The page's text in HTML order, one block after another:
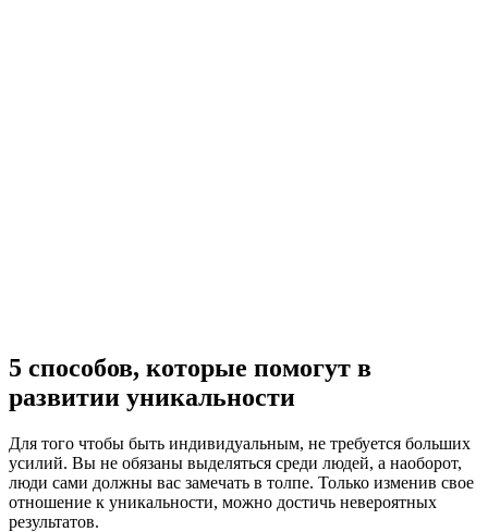
5 способов, которые помогут в
развитии уникальности
Для того чтобы быть индивидуальным, не требуется больших
усилий. Вы не обязаны выделяться среди людей, а наоборот,
люди сами должны вас замечать в толпе. Только изменив свое
отношение к уникальности, можно достичь невероятных
результатов.